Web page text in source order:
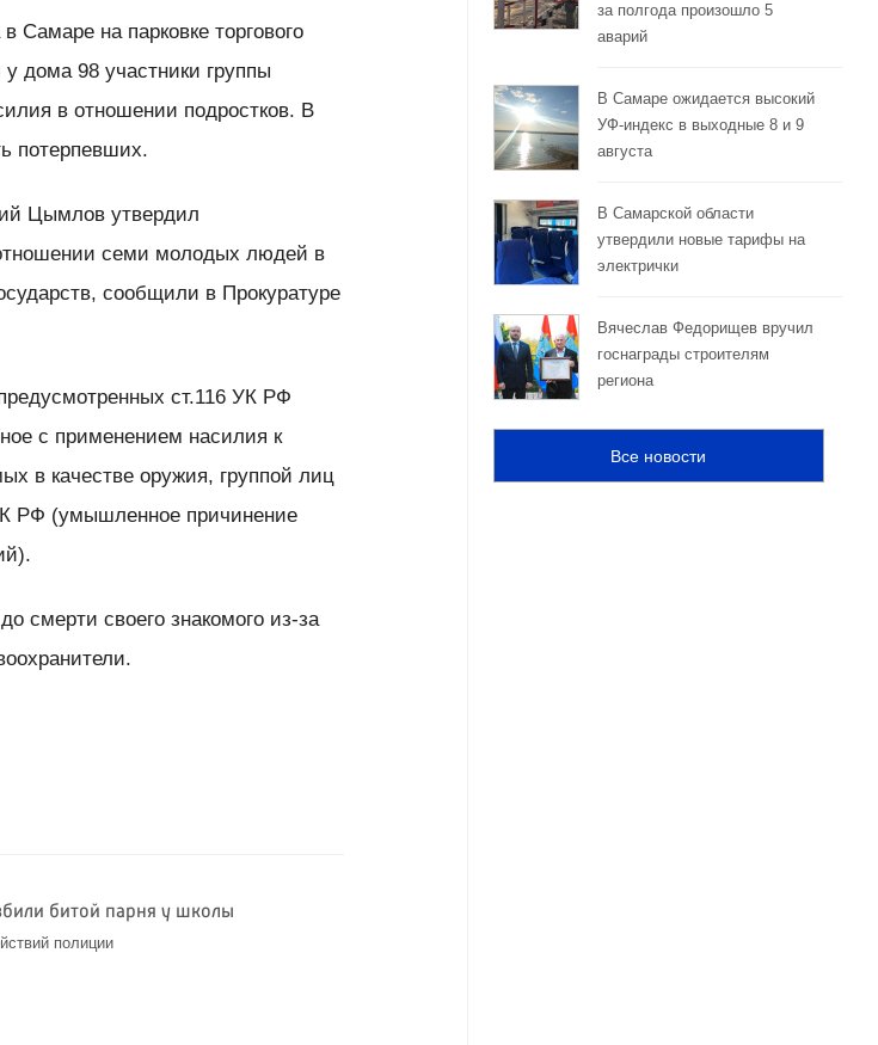
Самаре на парковке торгового
дома 98 участники группы
в отношении подростков. В
потерпевших.
Цымлов утвердил
семи молодых людей в
сообщили в Прокуратуре
ст.116 УК РФ
с применением насилия к
в качестве оружия, группой лиц
РФ (умышленное причинение
смерти своего знакомого из-за
битой парня у школы
полиции
за полгода произошло 5
аварий
В Самаре ожидается высокий
УФ-индекс в выходные 8 и 9
августа
В Самарской области
утвердили новые тарифы на
электрички
Вячеслав Федорищев вручил
госнаграды строителям
региона
Все новости